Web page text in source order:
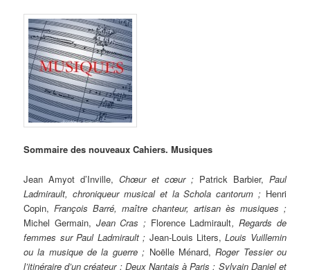
Sommaire des nouveaux Cahiers. Musiques
Jean Amyot d’Inville,Chœur et cœur ; Patrick Barbier, Paul
Ladmirault, chroniqueur musical et la Schola cantorum ; Henri
Copin,François Barré, maître chanteur, artisan ès musiques ;
Michel Germain, Jean Cras ; Florence Ladmirault, Regards de
femmes sur Paul Ladmirault ; Jean-Louis Liters,Louis Vuillemin
ou la musique de la guerre ; Noëlle Ménard,Roger Tessier ou
l’itinéraire d’un créateur ; Deux Nantais à Paris : Sylvain Daniel et